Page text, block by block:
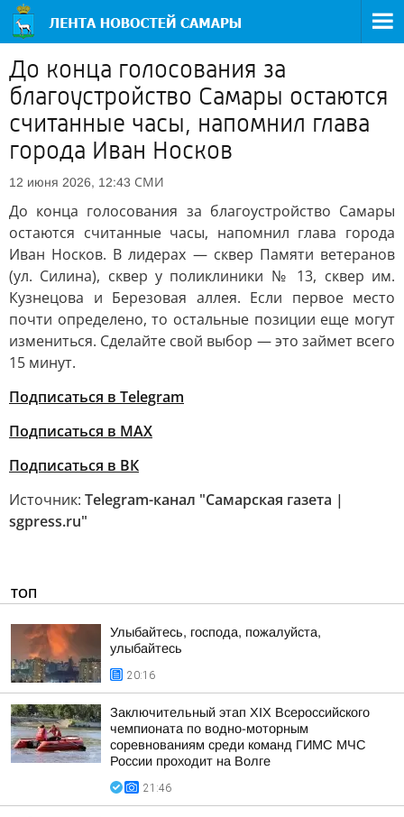
До конца голосования за
благоустройство Самары остаются
считанные часы, напомнил глава
города Иван Носков
12 июня 2026, 12:43 СМИ
До конца голосования за благоустройство Самары
остаются считанные часы, напомнил глава города
Иван Носков. В лидерах — сквер Памяти ветеранов
(ул. Силина), сквер у поликлиники № 13, сквер им.
Кузнецова и Березовая аллея. Если первое место
почти определено, то остальные позиции еще могут
измениться. Сделайте свой выбор — это займет всего
15 минут.
Подписаться в Telegram
Подписаться в MAX
Подписаться в ВК
Источник: Telegram-канал "Самарская газета |
sgpress.ru"
ТОП
Улыбайтесь, господа, пожалуйста,
улыбайтесь
20:16
Заключительный этап XIХ Всероссийского
чемпионата по водно-моторным
соревнованиям среди команд ГИМС МЧС
России проходит на Волге
21:46